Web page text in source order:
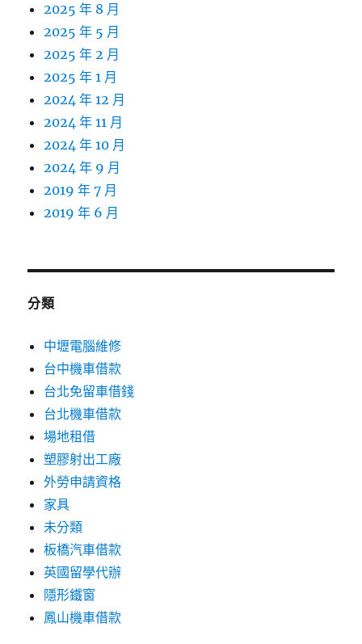
2025 年 8 月
2025 年 5 月
2025 年 2 月
2025 年 1 月
2024 年 12 月
2024 年 11 月
2024 年 10 月
2024 年 9 月
2019 年 7 月
2019 年 6 月
分類
中壢電腦維修
台中機車借款
台北免留車借錢
台北機車借款
場地租借
塑膠射出工廠
外勞申請資格
家具
未分類
板橋汽車借款
英國留學代辦
隱形鐵窗
鳳山機車借款